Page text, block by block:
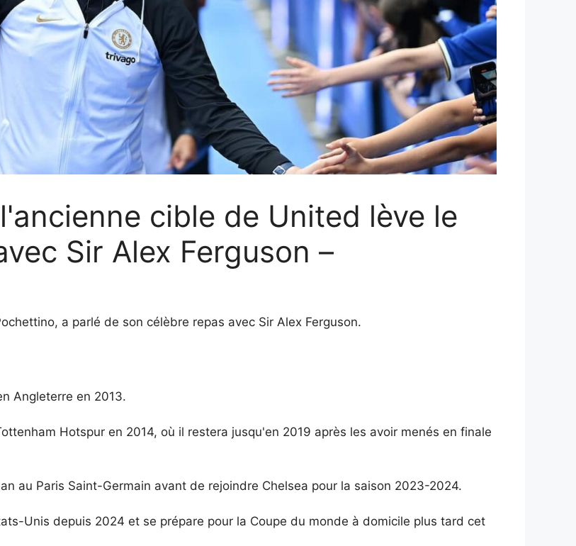
cible de United lève le
Sir Alex Ferguson –
a parlé de son célèbre repas avec Sir Alex Ferguson.
Angleterre en 2013.
Hotspur en 2014, où il restera jusqu'en 2019 après les avoir menés en finale
au Paris Saint-Germain avant de rejoindre Chelsea pour la saison 2023-2024.
Unis depuis 2024 et se prépare pour la Coupe du monde à domicile plus tard cet